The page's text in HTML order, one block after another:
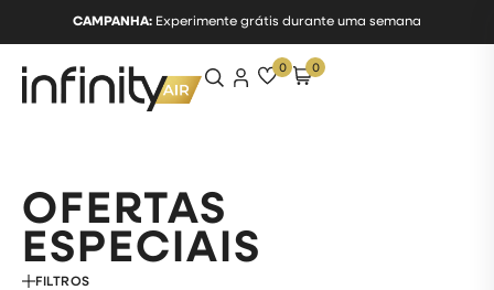
CAMPANHA: Experimente grátis durante uma semana
0 0
OFERTAS
ESPECIAIS
FILTROS